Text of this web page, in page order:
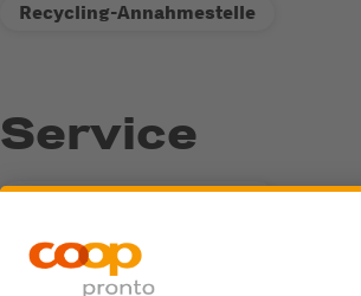
Recycling-Annahmestelle
Service
Fastline-Tankautomat